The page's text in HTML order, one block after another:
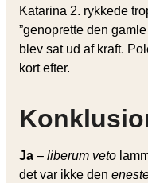
Katarina 2. rykkede
”genoprette den
blev sat ud af kraft.
kort efter.
Ja – liberum veto
det var ikke den